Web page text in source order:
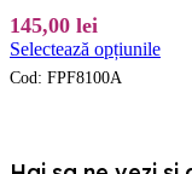
în
145,00 lei
Selectează opțiunileAcest
Cod: FPF8100A